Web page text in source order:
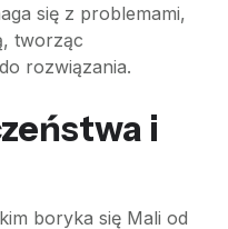
się z problemami,
tworząc
rozwiązania.
i
boryka się Mali od